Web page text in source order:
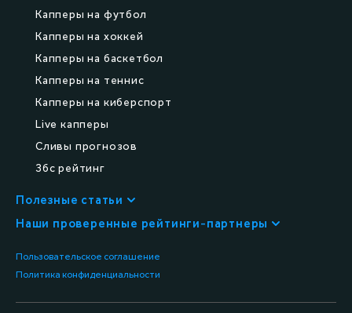
Капперы на футбол
Капперы на хоккей
Капперы на баскетбол
Капперы на теннис
Капперы на киберспорт
Live капперы
Сливы прогнозов
Збс рейтинг
Полезные статьи
Все статьи
Наши проверенные рейтинги-партнеры
Пользовательское соглашение
Политика конфиденциальности